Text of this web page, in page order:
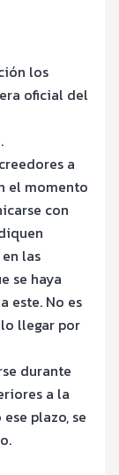
los
oficial del
a
el momento
con
las
se haya
este. No es
llegar por
durante
a la
plazo, se